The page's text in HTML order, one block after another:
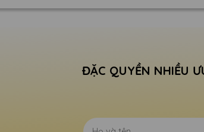
ĐẶC QUYỀN NHIỀU